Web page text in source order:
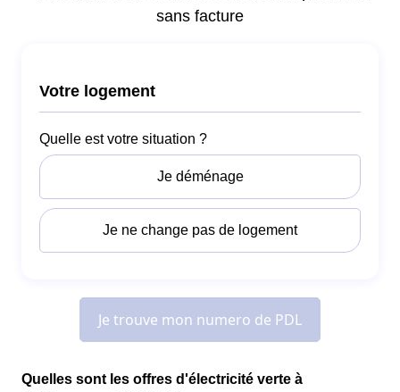
Quelles sont les offres d'électricité verte à